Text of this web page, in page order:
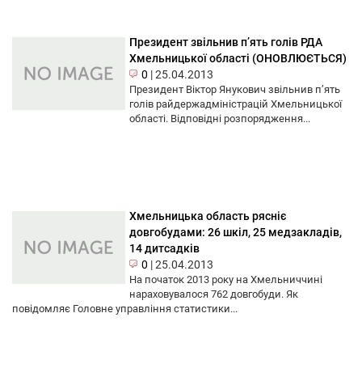
Президент звільнив п’ять голів РДА
Хмельницької області (ОНОВЛЮЄТЬСЯ)
0 |25.04.2013
Президент Віктор Янукович звільнив п’ять
голів райдержадміністрацій Хмельницької
області. Відповідні розпорядження...
Хмельницька область рясніє
довгобудами: 26 шкіл, 25 медзакладів,
14 дитсадків
0 |25.04.2013
На початок 2013 року на Хмельниччині
нараховувалося 762 довгобуди. Як
повідомляє Головне управління статистики...